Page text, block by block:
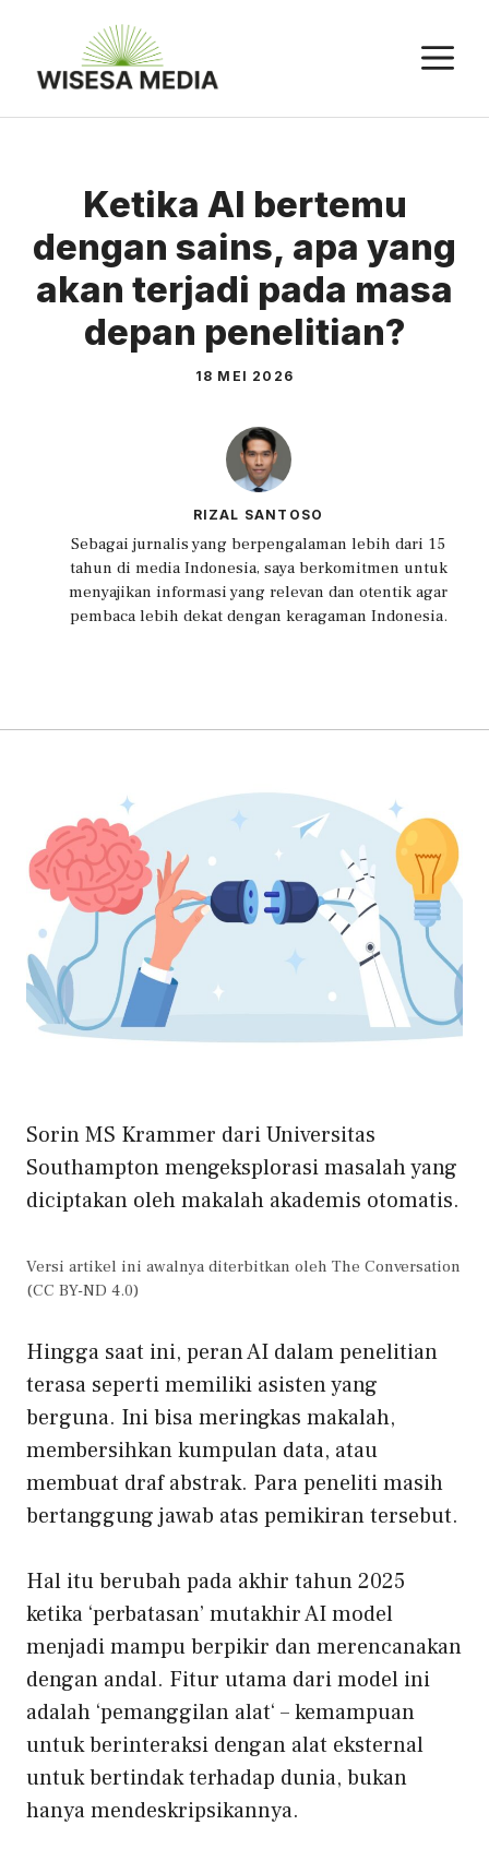
Ketika AI bertemu
dengan sains, apa yang
akan terjadi pada masa
depan penelitian?
18 MEI 2026
RIZAL SANTOSO
Sebagai jurnalis yang berpengalaman lebih dari 15
tahun di media Indonesia, saya berkomitmen untuk
menyajikan informasi yang relevan dan otentik agar
pembaca lebih dekat dengan keragaman Indonesia.
Sorin MS Krammer dari Universitas
Southampton mengeksplorasi masalah yang
diciptakan oleh makalah akademis otomatis.
Versi artikel ini awalnya diterbitkan oleh The Conversation
(CC BY-ND 4.0)
Hingga saat ini, peran AI dalam penelitian
terasa seperti memiliki asisten yang
berguna. Ini bisa meringkas makalah,
membersihkan kumpulan data, atau
membuat draf abstrak. Para peneliti masih
bertanggung jawab atas pemikiran tersebut.
Hal itu berubah pada akhir tahun 2025
ketika ‘perbatasan’ mutakhirAImodel
menjadi mampu berpikir dan merencanakan
dengan andal. Fitur utama dari model ini
adalah ‘pemanggilan alat‘ – kemampuan
untuk berinteraksi dengan alat eksternal
untuk bertindak terhadap dunia, bukan
hanya mendeskripsikannya.